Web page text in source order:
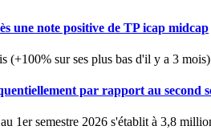
une note positive de TP icap midcap
(+100% sur ses plus bas d'il y a 3
par rapport au second
1er semestre 2026 s'établit à 3,8